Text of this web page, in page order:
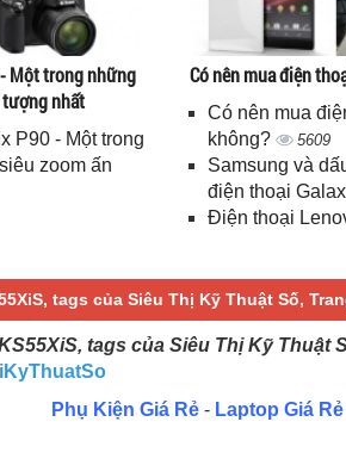
Một trong những
tượng nhất
P90 - Một trong
zoom ấn
Có nên mua điện
Có nên mua
không?
5609
Samsung và
điện thoại
Điện thoại
tags của Siêu Thị Kỹ Thuật Số,
tags của Siêu Thị Kỹ Thuật
Phụ Kiện Giá Rẻ - Laptop Giá Rẻ